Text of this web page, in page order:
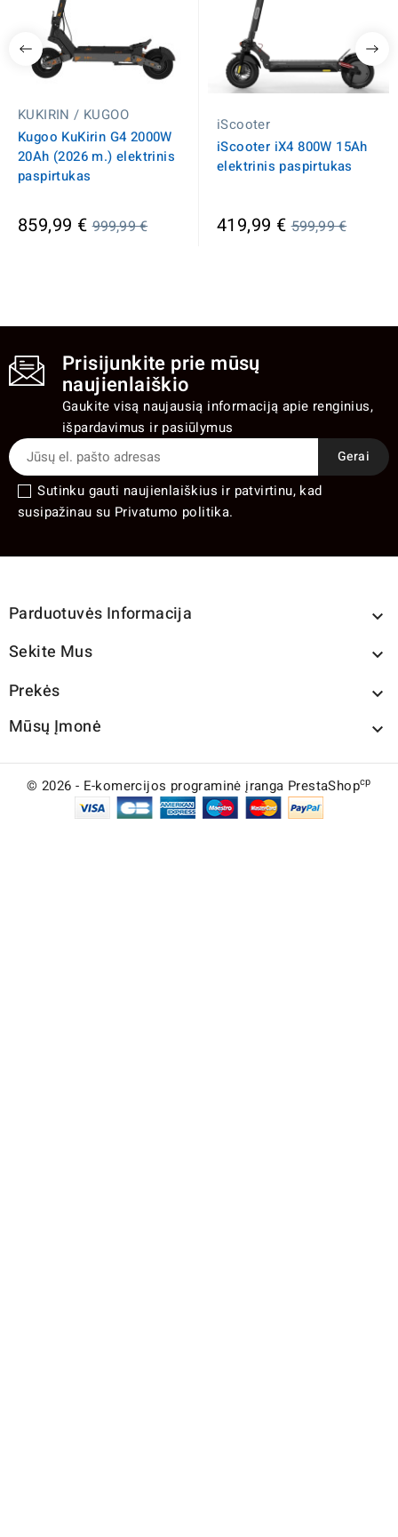
KUKIRIN / KUGOO
Kugoo KuKirin G4 2000W
20Ah (2026 m.) elektrinis
paspirtukas
859,99 €Įprasta
999,99 €
iScooter
iScooter iX4 800W 15Ah
elektrinis paspirtukas
419,99 €Įprasta
599,99 €
Prisijunkite prie mūsų
naujienlaiškio
Gaukite visą naujausią informaciją apie renginius,
išpardavimus ir pasiūlymus
Sutinku gauti naujienlaiškius ir patvirtinu, kad
susipažinau su Privatumo politika.
Parduotuvės Informacija 
Sekite Mus 
Prekės 
Mūsų Įmonė 
© 2026 - E-komercijos programinė įranga PrestaShopcp